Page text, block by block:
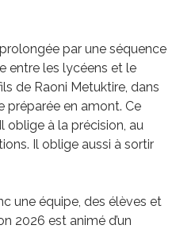
par une séquence
entre les lycéens et le
de Raoni Metuktire, dans
préparée en amont. Ce
oblige à la précision, au
Il oblige aussi à sortir
une équipe, des élèves et
2026 est animé d’un